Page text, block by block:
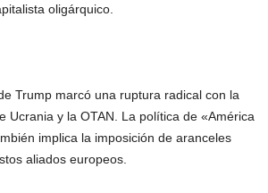
oligárquico.
Trump marcó una ruptura radical con la
Ucrania y la OTAN. La política de «América
implica la imposición de aranceles
aliados europeos.